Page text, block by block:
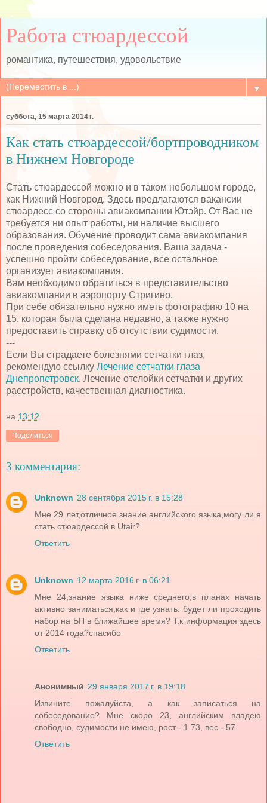
Работа стюардессой
романтика, путешествия, удовольствие
▼
суббота, 15 марта 2014 г.
Как стать стюардессой/бортпроводником
в Нижнем Новгороде
Стать стюардессой можно и в таком небольшом городе,
как Нижний Новгород. Здесь предлагаются вакансии
стюардесс со стороны авиакомпании Ютэйр. От Вас не
требуется ни опыт работы, ни наличие высшего
образования. Обучение проводит сама авиакомпания
после проведения собеседования. Ваша задача -
успешно пройти собеседование, все остальное
организует авиакомпания.
Вам необходимо обратиться в представительство
авиакомпании в аэропорту Стригино.
При себе обязательно нужно иметь фотографию 10 на
15, которая была сделана недавно, а также нужно
предоставить справку об отсутствии судимости.
---
Если Вы страдаете болезнями сетчатки глаз,
рекомендую ссылку Лечение сетчатки глаза
Днепропетровск. Лечение отслойки сетчатки и других
расстройств, качественная диагностика.
на 13:12
Поделиться
3 комментария:
Unknown 28 сентября 2015 г. в 15:28
Мне 29 лет,отличное знание английского языка,могу ли я
стать стюардессой в Utair?
Ответить
Unknown 12 марта 2016 г. в 06:21
Мне 24,знание языка ниже среднего,в планах начать
активно заниматься,как и где узнать: будет ли проходить
набор на БП в ближайшее время? Т.к информация здесь
от 2014 года?спасибо
Ответить
Анонимный 29 января 2017 г. в 19:18
Извините пожалуйста, а как записаться на
собеседование? Мне скоро 23, английским владею
свободно, судимости не имею, рост - 1.73, вес - 57.
Ответить